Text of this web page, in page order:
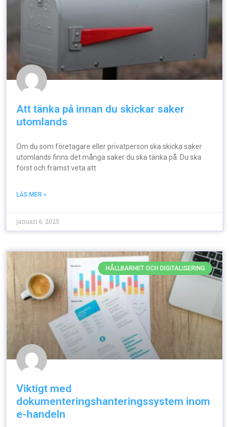
Att tänka på innan du skickar saker
utomlands
Om du som företagare eller privatperson ska skicka saker
utomlands finns det många saker du ska tänka på. Du ska
först och främst veta att
LÄS MER »
januari 6, 2025
HÅLLBARHET OCH DIGITALISERING
Viktigt med
dokumenteringshanteringssystem inom
e-handeln